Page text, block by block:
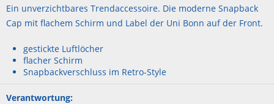
Ein unverzichtbares Trendaccessoire. Die moderne Snapback
Cap mit flachem Schirm und Label der Uni Bonn auf der Front.
gestickte Luftlöcher
flacher Schirm
Snapbackverschluss im Retro-Style
Verantwortung: